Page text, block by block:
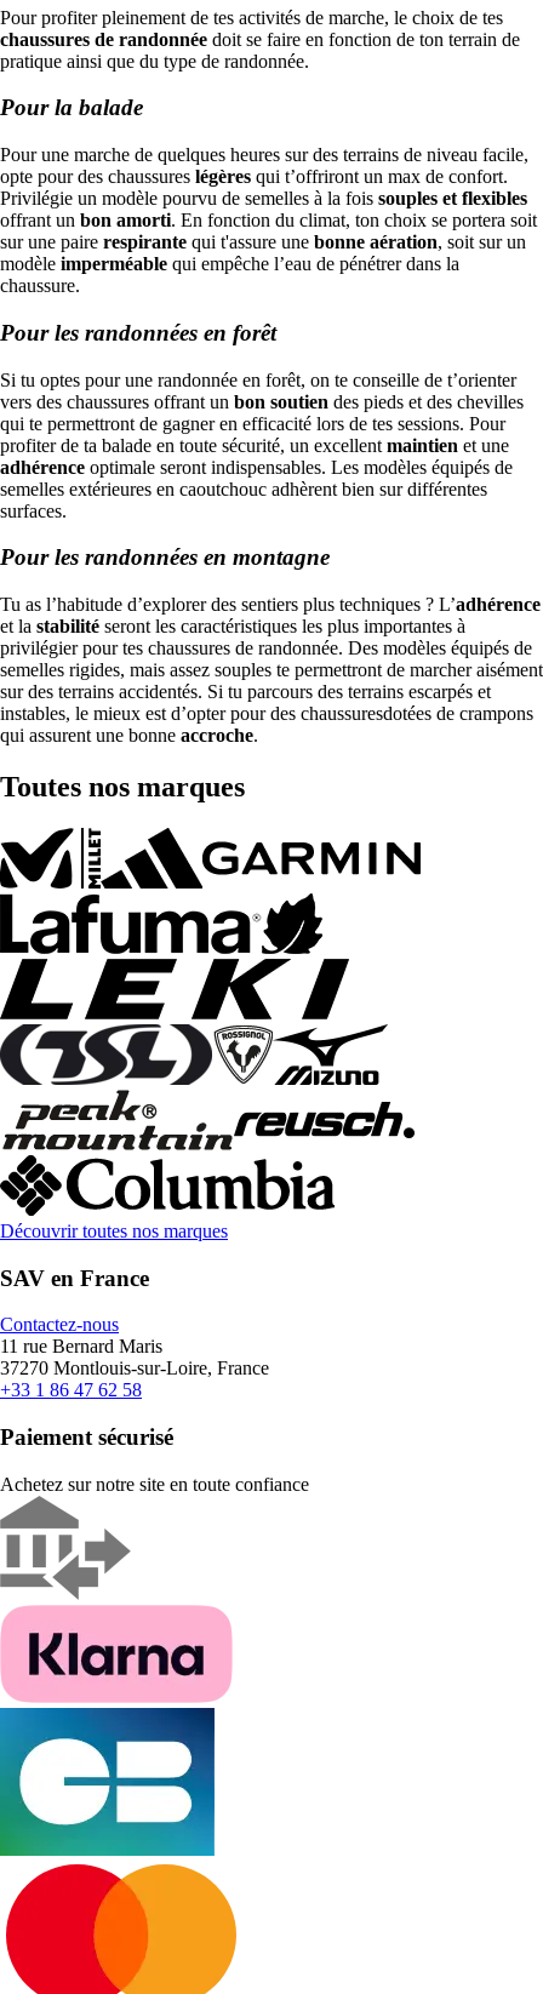
Pour profiter pleinement de tes activités de marche, le choix de tes
chaussures de randonnée doit se faire en fonction de ton terrain de
pratique ainsi que du type de randonnée.
Pour la balade
Pour une marche de quelques heures sur des terrains de niveau facile,
opte pour des chaussures légères qui t’offriront un max de confort.
Privilégie un modèle pourvu de semelles à la fois souples et flexibles
offrant un bon amorti. En fonction du climat, ton choix se portera soit
sur une paire respirante qui t'assure une bonne aération, soit sur un
modèle imperméable qui empêche l’eau de pénétrer dans la
chaussure.
Pour les randonnées en forêt
Si tu optes pour une randonnée en forêt, on te conseille de t’orienter
vers des chaussures offrant un bon soutien des pieds et des chevilles
qui te permettront de gagner en efficacité lors de tes sessions. Pour
profiter de ta balade en toute sécurité, un excellent maintien et une
adhérence optimale seront indispensables. Les modèles équipés de
semelles extérieures en caoutchouc adhèrent bien sur différentes
surfaces.
Pour les randonnées en montagne
Tu as l’habitude d’explorer des sentiers plus techniques ? L’adhérence
et la stabilité seront les caractéristiques les plus importantes à
privilégier pour tes chaussures de randonnée. Des modèles équipés de
semelles rigides, mais assez souples te permettront de marcher aisément
sur des terrains accidentés. Si tu parcours des terrains escarpés et
instables, le mieux est d’opter pour des chaussuresdotées de crampons
qui assurent une bonne accroche.
Toutes nos marques
Découvrir toutes nos marques
SAV en France
Contactez-nous
11 rue Bernard Maris
37270 Montlouis-sur-Loire, France
+33 1 86 47 62 58
Paiement sécurisé
Achetez sur notre site en toute confiance